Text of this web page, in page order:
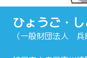
ひょうご・
（一般財団法人 兵